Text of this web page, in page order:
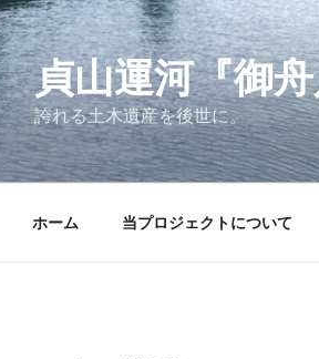
貞山運河『御
誇れる土木遺産を後世に。
ホーム 当プロジェクトについて